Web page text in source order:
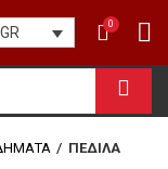
GR
0
ΠΕΔΙΛΑ